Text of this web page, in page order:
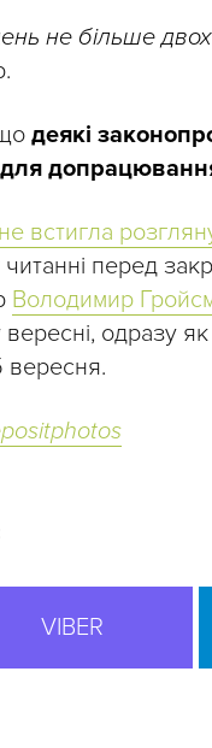
не більше
деякі
не встигла
перед
Володимир
одразу
вересня.
VIBER